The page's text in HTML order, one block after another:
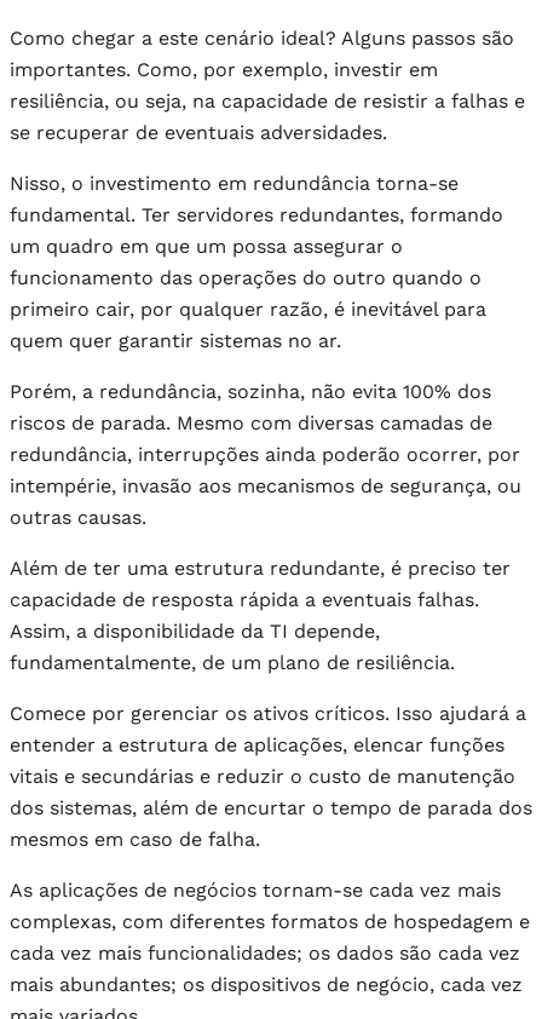
Como chegar a este cenário ideal? Alguns passos são
importantes. Como, por exemplo, investir em
resiliência, ou seja, na capacidade de resistir a falhas e
se recuperar de eventuais adversidades.
Nisso, o investimento em redundância torna-se
fundamental. Ter servidores redundantes, formando
um quadro em que um possa assegurar o
funcionamento das operações do outro quando o
primeiro cair, por qualquer razão, é inevitável para
quem quer garantir sistemas no ar.
Porém, a redundância, sozinha, não evita 100% dos
riscos de parada. Mesmo com diversas camadas de
redundância, interrupções ainda poderão ocorrer, por
intempérie, invasão aos mecanismos de segurança, ou
outras causas.
Além de ter uma estrutura redundante, é preciso ter
capacidade de resposta rápida a eventuais falhas.
Assim, a disponibilidade da TI depende,
fundamentalmente, de um plano de resiliência.
Comece por gerenciar os ativos críticos. Isso ajudará a
entender a estrutura de aplicações, elencar funções
vitais e secundárias e reduzir o custo de manutenção
dos sistemas, além de encurtar o tempo de parada dos
mesmos em caso de falha.
As aplicações de negócios tornam-se cada vez mais
complexas, com diferentes formatos de hospedagem e
cada vez mais funcionalidades; os dados são cada vez
mais abundantes; os dispositivos de negócio, cada vez